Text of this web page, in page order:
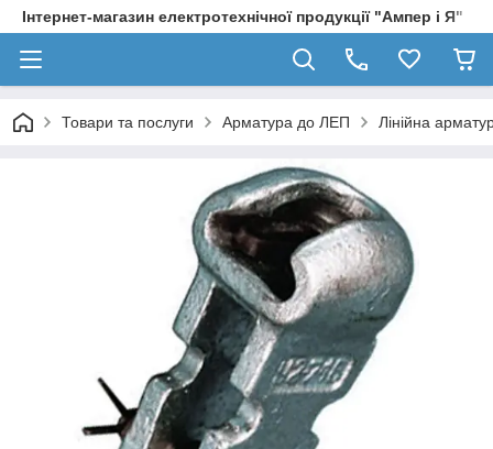
Інтернет-магазин електротехнічної продукції "Ампер і Я"
Товари та послуги Арматура до ЛЕП Лінійна